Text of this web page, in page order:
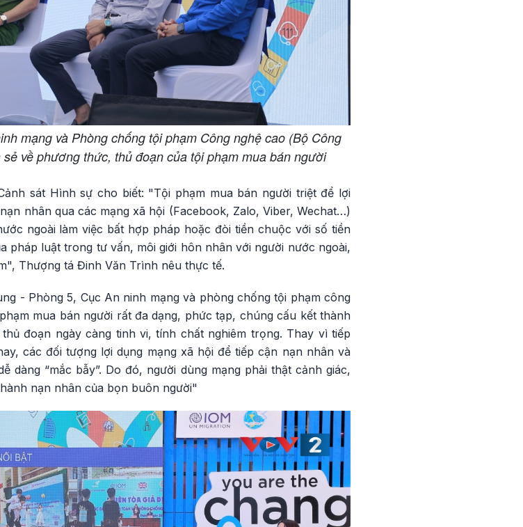
mạng và Phòng chống tội phạm Công nghệ cao (Bộ Công
về phương thức, thủ đoạn của tội phạm mua bán người
sát Hình sự cho biết: "Tội phạm mua bán người triệt để lợi
nhân qua các mạng xã hội (Facebook, Zalo, Viber, Wechat…)
ngoài làm việc bất hợp pháp hoặc đòi tiền chuộc với số tiền
pháp luật trong tư vấn, môi giới hôn nhân với người nước ngoài,
Thượng tá Đinh Văn Trình nêu thực tế.
- Phòng 5, Cục An ninh mạng và phòng chống tội phạm công
mua bán người rất đa dạng, phức tạp, chúng cấu kết thành
đoạn ngày càng tinh vi, tính chất nghiêm trọng. Thay vì tiếp
các đối tượng lợi dụng mạng xã hội để tiếp cận nạn nhân và
dàng “mắc bẫy”. Do đó, người dùng mạng phải thật cảnh giác,
nạn nhân của bọn buôn người"